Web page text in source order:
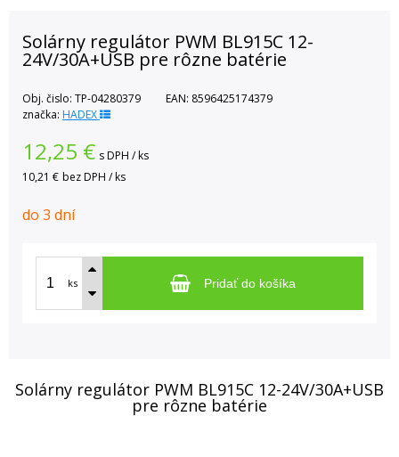
Solárny regulátor PWM BL915C 12-
24V/30A+USB pre rôzne batérie
Obj. čislo: TP-04280379 EAN: 8596425174379
značka: HADEX
12,25 € s DPH / ks
10,21 € bez DPH / ks
do 3 dní
ks Pridať do košíka
Solárny regulátor PWM BL915C 12-24V/30A+USB
pre rôzne batérie